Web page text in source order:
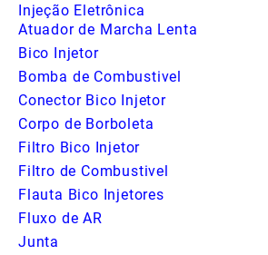
Injeção Eletrônica
Atuador de Marcha Lenta
Bico Injetor
Bomba de Combustivel
Conector Bico Injetor
Corpo de Borboleta
Filtro Bico Injetor
Filtro de Combustivel
Flauta Bico Injetores
Fluxo de AR
Junta